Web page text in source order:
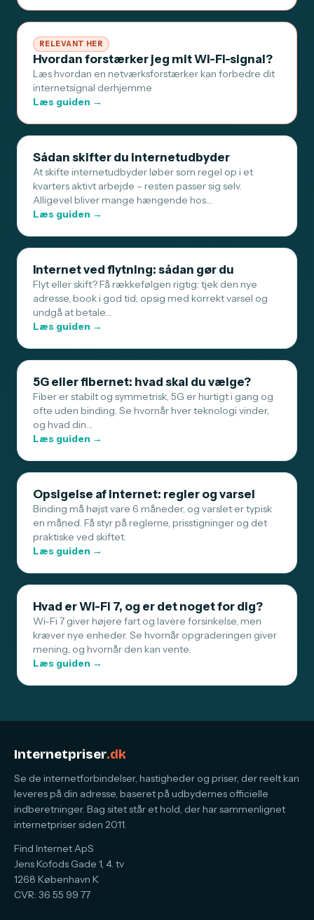
RELEVANT HER
Hvordan forstærker jeg mit Wi-Fi-signal?
Læs hvordan en netværksforstærker kan forbedre dit
internetsignal derhjemme
Læs guiden →
Sådan skifter du internetudbyder
At skifte internetudbyder løber som regel op i et
kvarters aktivt arbejde – resten passer sig selv.
Alligevel bliver mange hængende hos…
Læs guiden →
Internet ved flytning: sådan gør du
Flyt eller skift? Få rækkefølgen rigtig: tjek den nye
adresse, book i god tid, opsig med korrekt varsel og
undgå at betale…
Læs guiden →
5G eller fibernet: hvad skal du vælge?
Fiber er stabilt og symmetrisk, 5G er hurtigt i gang og
ofte uden binding. Se hvornår hver teknologi vinder,
og hvad din…
Læs guiden →
Opsigelse af internet: regler og varsel
Binding må højst vare 6 måneder, og varslet er typisk
en måned. Få styr på reglerne, prisstigninger og det
praktiske ved skiftet.
Læs guiden →
Hvad er Wi-Fi 7, og er det noget for dig?
Wi-Fi 7 giver højere fart og lavere forsinkelse, men
kræver nye enheder. Se hvornår opgraderingen giver
mening, og hvornår den kan vente.
Læs guiden →
Internetpriser.dk
Se de internetforbindelser, hastigheder og priser, der reelt kan
leveres på din adresse, baseret på udbydernes officielle
indberetninger. Bag sitet står et hold, der har sammenlignet
internetpriser siden 2011.
Find Internet ApS
Jens Kofods Gade 1, 4. tv
1268 København K
CVR: 36 55 99 77